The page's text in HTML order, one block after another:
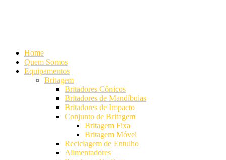
Home
Quem Somos
Equipamentos
Britagem
Britadores Cônicos
Britadores de Mandíbulas
Britadores de Impacto
Conjunto de Britagem
Britagem Fixa
Britagem Móvel
Reciclagem de Entulho
Alimentadores